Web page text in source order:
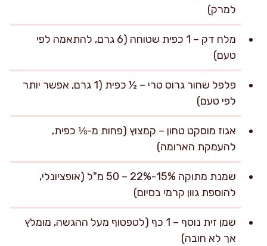
למרק)
מלח דק – 1 כפית שטוחה (6 גרם, להתאמה לפי
טעם)
פלפל שחור גרוס טרי – ½ כפית (1 גרם, אפשר יותר
לפי טעם)
אגוז מוסקט טחון – קמצוץ (פחות מ-⅛ כפית,
להעמקת הארומה)
שמנת מתוקה 15%-22% – 50 מ"ל (אופציונלי,
להוספת גוון קרמי בסיום)
שמן זית נוסף – 1 כף (לטפטוף מעל ההגשה, מומלץ
אך לא חובה)